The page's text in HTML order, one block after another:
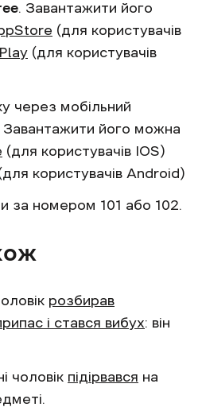
. Завантажити його
(для користувачів
(для користувачів
через мобільний
Завантажити його можна
(для користувачів IOS)
користувачів Android)
за номером 101 або 102.
розбирав
і стався вибух: він
чоловік підірвався на